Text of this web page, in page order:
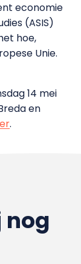
economie
(ASIS)
hoe,
Unie.
14 mei
en
.
nog